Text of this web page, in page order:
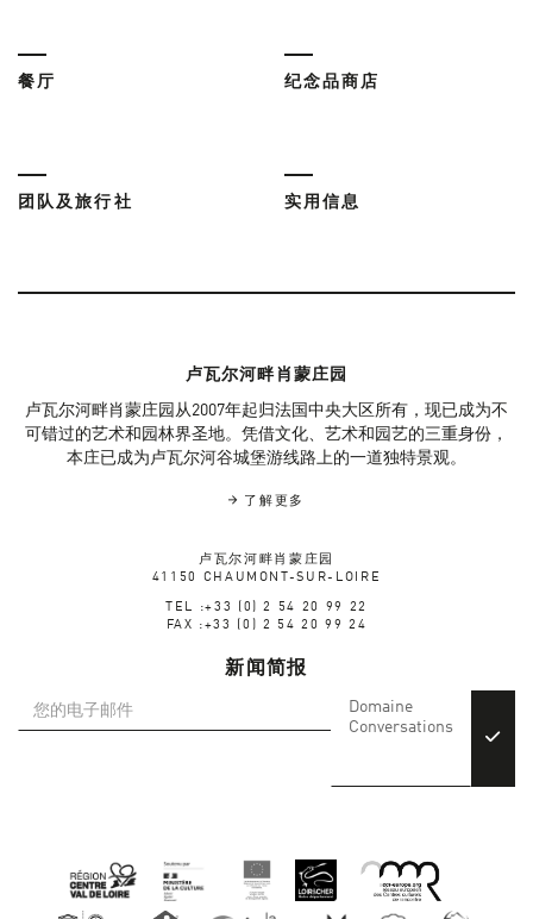
餐厅 纪念品商店
团队及旅行社 实用信息
卢瓦尔河畔肖蒙庄园
卢瓦尔河畔肖蒙庄园从2007年起归法国中央大区所有，现已成为不
可错过的艺术和园林界圣地。凭借文化、艺术和园艺的三重身份，
本庄已成为卢瓦尔河谷城堡游线路上的一道独特景观。
了解更多
卢瓦尔河畔肖蒙庄园
41150 CHAUMONT-SUR-LOIRE
TEL :+33 (0) 2 54 20 99 22
FAX :+33 (0) 2 54 20 99 24
新闻简报